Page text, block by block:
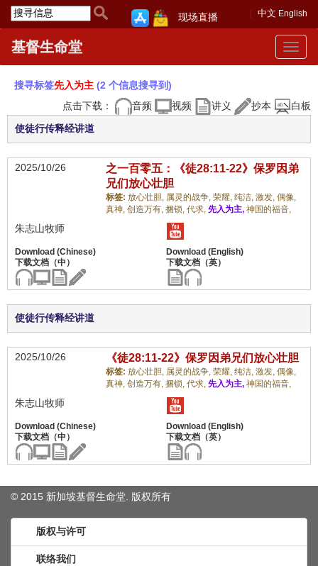
中文 English
现场直播
Toggle
基督生命堂
搜寻标签先入为主 (2 个信息搜寻到)
点击下载：
音频 视频 讲义 抄本 白板
使徒行传释经讲道
2025/10/26
之一百零五：《徒28:11-22》保罗因弟
兄们放心壮胆
标签: 放心壮胆, 属灵的战争, 荣耀, 纯洁, 激发, 偶像,
真神, 创造万有, 捆锁, 代求, 先入为主, 神国的福音,
朱志山牧师
使徒行传释经讲道
2025/10/26 《徒28:11-22》保罗因弟兄们放心壮胆
标签: 放心壮胆, 属灵的战争, 荣耀, 纯洁, 激发, 偶像,
真神, 创造万有, 捆锁, 代求, 先入为主, 神国的福音,
朱志山牧师
© 2015 新加坡基督生命堂. 版权所有
版权与许可
联络我们